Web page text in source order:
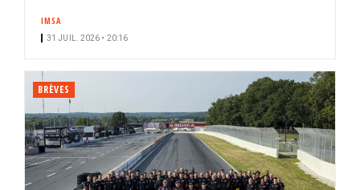
IMSA
31 JUIL. 2026 • 20:16
BRÈVES